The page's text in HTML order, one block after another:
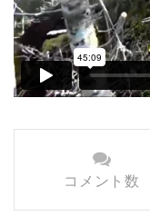
コメント数